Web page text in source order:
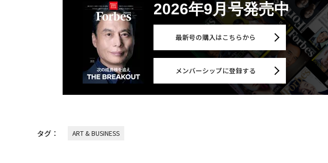
2026年9月号発売中
最新号の購入はこちらから
メンバーシップに登録する
タグ： ART & BUSINESS